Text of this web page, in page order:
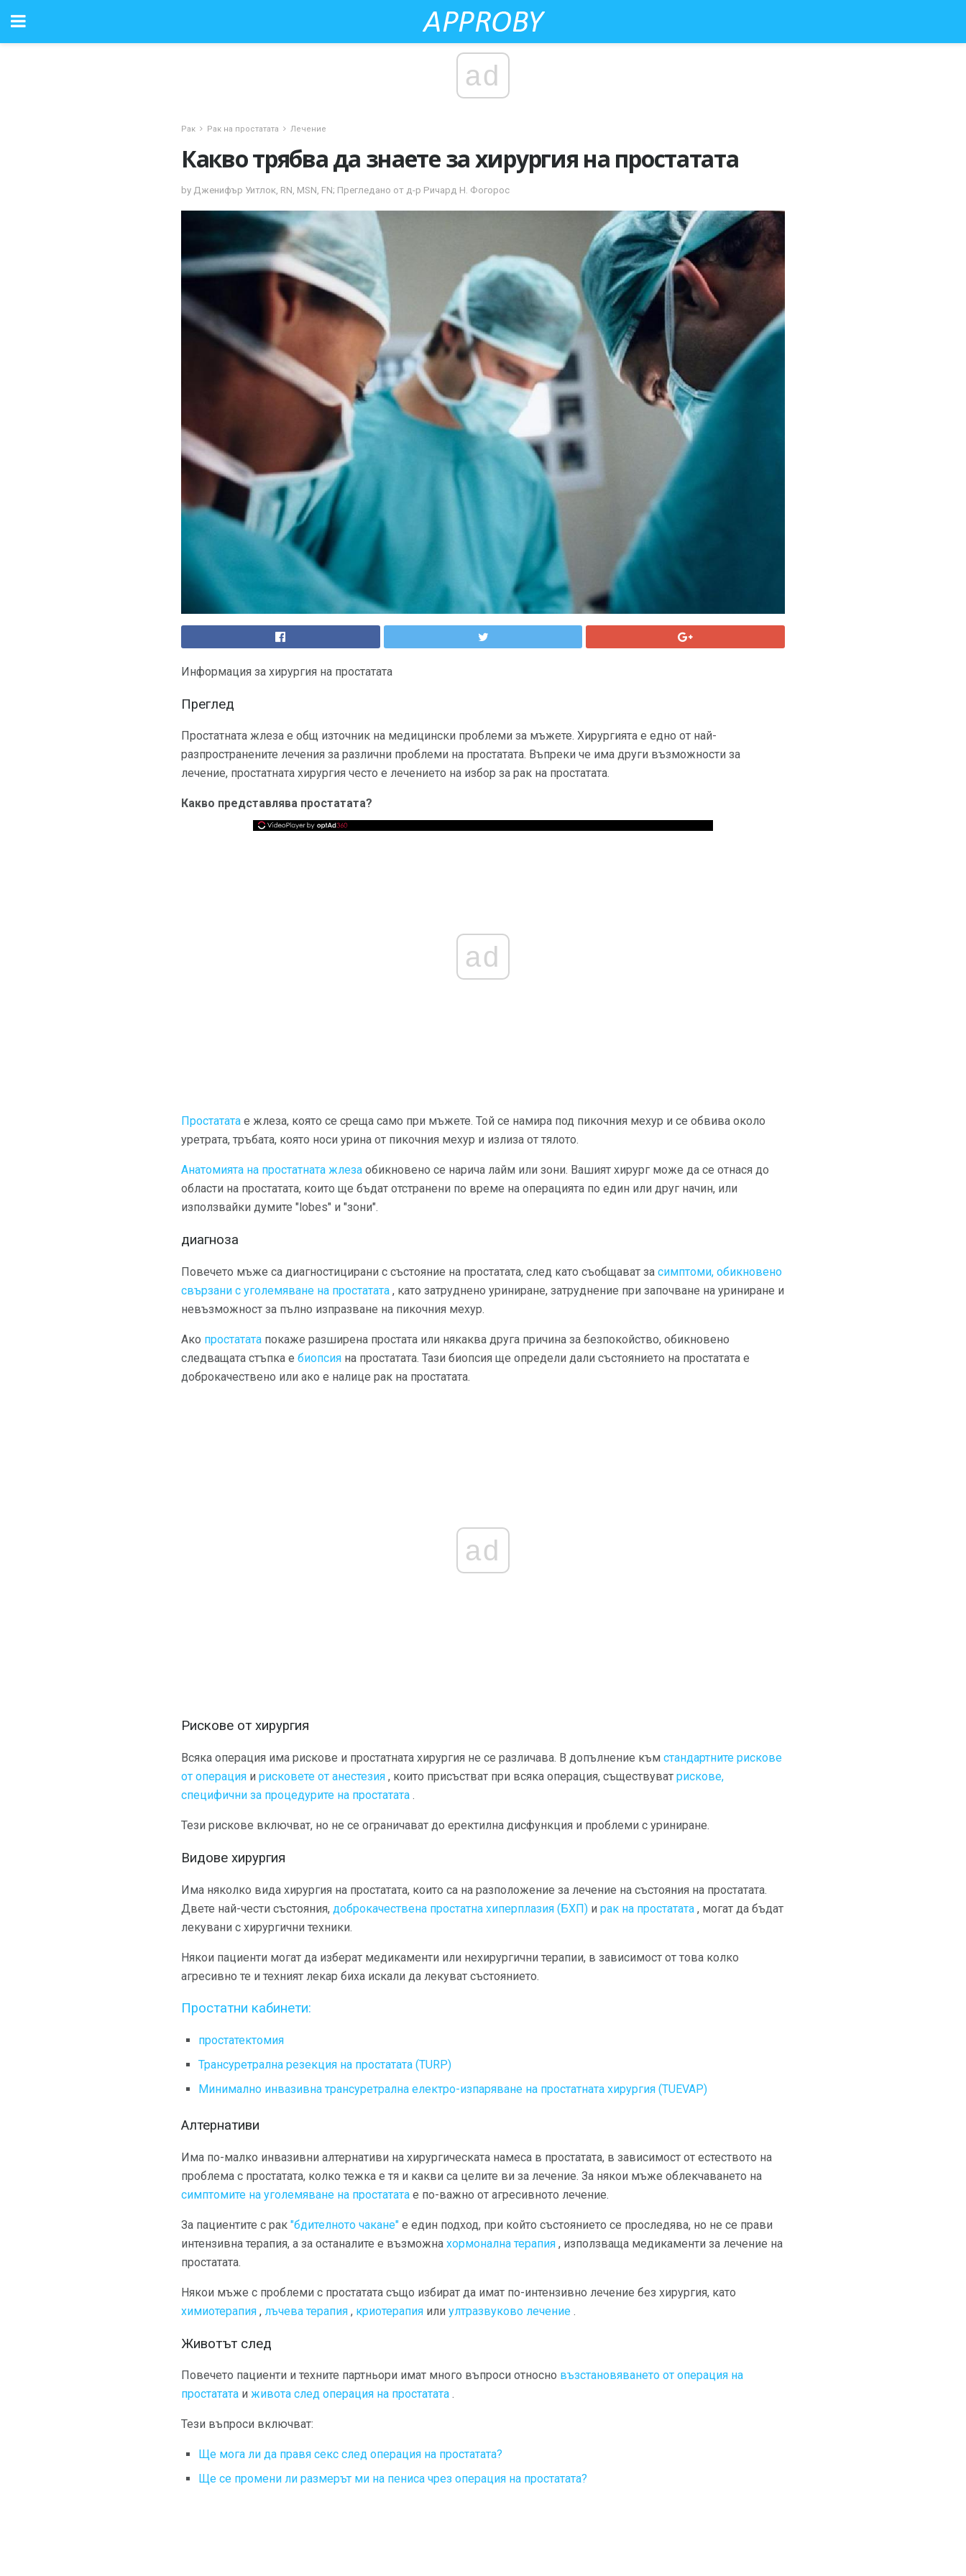
ad
Рак Рак на простатата Лечение
Какво трябва да знаете за хирургия на простатата
by Дженифър Уитлок, RN, MSN, FN; Прегледано от д-р Ричард Н. Фогорос
Информация за хирургия на простатата
Преглед
Простатната жлеза е общ източник на медицински проблеми за мъжете. Хирургията е едно от най-
разпространените лечения за различни проблеми на простатата. Въпреки че има други възможности за
лечение, простатната хирургия често е лечението на избор за рак на простатата.
Какво представлява простатата?
ad
Простатата е жлеза, която се среща само при мъжете. Той се намира под пикочния мехур и се обвива около
уретрата, тръбата, която носи урина от пикочния мехур и излиза от тялото.
Анатомията на простатната жлеза обикновено се нарича лайм или зони. Вашият хирург може да се отнася до
области на простатата, които ще бъдат отстранени по време на операцията по един или друг начин, или
използвайки думите "lobes" и "зони".
диагноза
Повечето мъже са диагностицирани с състояние на простатата, след като съобщават за симптоми, обикновено
свързани с уголемяване на простатата , като затруднено уриниране, затруднение при започване на уриниране и
невъзможност за пълно изпразване на пикочния мехур.
Ако простатата покаже разширена простата или някаква друга причина за безпокойство, обикновено
следващата стъпка е биопсия на простатата. Тази биопсия ще определи дали състоянието на простатата е
доброкачествено или ако е налице рак на простатата.
ad
Рискове от хирургия
Всяка операция има рискове и простатната хирургия не се различава. В допълнение към стандартните рискове
от операция и рисковете от анестезия , които присъстват при всяка операция, съществуват рискове,
специфични за процедурите на простатата .
Тези рискове включват, но не се ограничават до еректилна дисфункция и проблеми с уриниране.
Видове хирургия
Има няколко вида хирургия на простатата, които са на разположение за лечение на състояния на простатата.
Двете най-чести състояния, доброкачествена простатна хиперплазия (БХП) и рак на простатата , могат да бъдат
лекувани с хирургични техники.
Някои пациенти могат да изберат медикаменти или нехирургични терапии, в зависимост от това колко
агресивно те и техният лекар биха искали да лекуват състоянието.
Простатни кабинети:
простатектомия
Трансуретрална резекция на простатата (TURP)
Минимално инвазивна трансуретрална електро-изпаряване на простатната хирургия (TUEVAP)
Алтернативи
Има по-малко инвазивни алтернативи на хирургическата намеса в простатата, в зависимост от естеството на
проблема с простатата, колко тежка е тя и какви са целите ви за лечение. За някои мъже облекчаването на
симптомите на уголемяване на простатата е по-важно от агресивното лечение.
За пациентите с рак "бдителното чакане" е един подход, при който състоянието се проследява, но не се прави
интензивна терапия, а за останалите е възможна хормонална терапия , използваща медикаменти за лечение на
простатата.
Някои мъже с проблеми с простатата също избират да имат по-интензивно лечение без хирургия, като
химиотерапия , лъчева терапия , криотерапия или ултразвуково лечение .
Животът след
Повечето пациенти и техните партньори имат много въпроси относно възстановяването от операция на
простатата и живота след операция на простатата .
Тези въпроси включват:
Ще мога ли да правя секс след операция на простатата?
Ще се промени ли размерът ми на пениса чрез операция на простатата?